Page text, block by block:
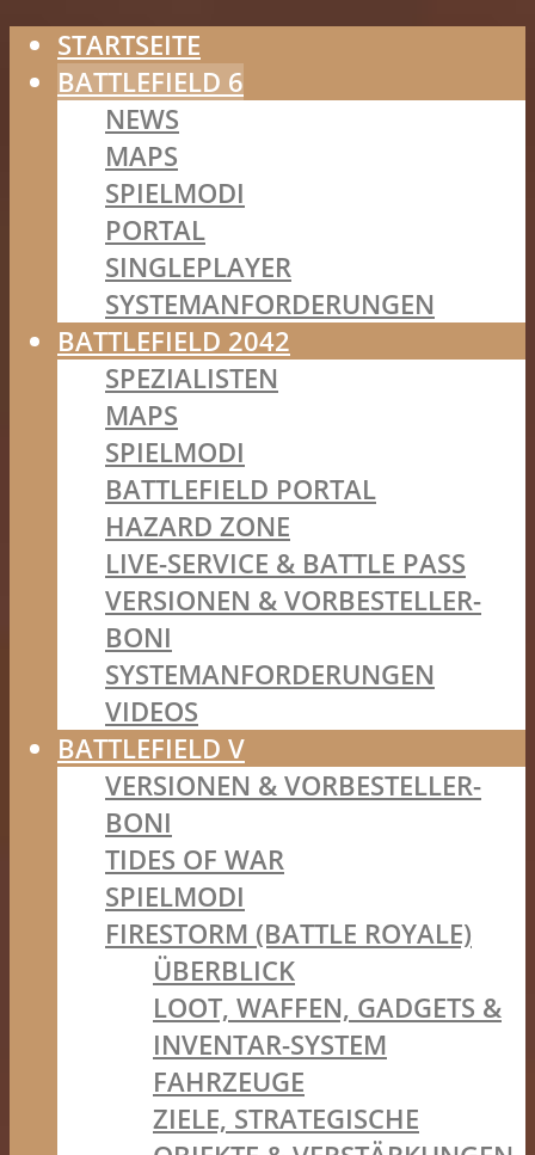
STARTSEITE
BATTLEFIELD 6
NEWS
MAPS
SPIELMODI
PORTAL
SINGLEPLAYER
SYSTEMANFORDERUNGEN
BATTLEFIELD 2042
SPEZIALISTEN
MAPS
SPIELMODI
BATTLEFIELD PORTAL
HAZARD ZONE
LIVE-SERVICE & BATTLE PASS
VERSIONEN & VORBESTELLER-
BONI
SYSTEMANFORDERUNGEN
VIDEOS
BATTLEFIELD V
VERSIONEN & VORBESTELLER-
BONI
TIDES OF WAR
SPIELMODI
FIRESTORM (BATTLE ROYALE)
ÜBERBLICK
LOOT, WAFFEN, GADGETS &
INVENTAR-SYSTEM
FAHRZEUGE
ZIELE, STRATEGISCHE